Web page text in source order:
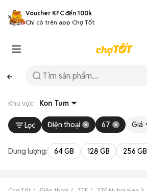
Voucher KFC đến 100k
Chỉ có trên app Chợ Tốt
Khu vực: Kon Tum
Lọc Điện thoại 67 Giá
Dung lượng: 64 GB 128 GB 256 GB